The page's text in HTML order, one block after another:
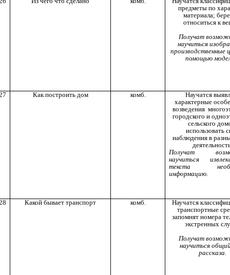
предметы по
материала;
относиться к
Получат
научиться
производственные
помощью
Как построить дом комб.
Научатся
характерные
возведения
городского и
сельского
использовать
наблюдения в
Получат
научиться
текста
информацию.
Какой бывает транспорт комб.
Научатся
транспортные
запомнят номера
экстренных
Получат
научиться
рассказа.